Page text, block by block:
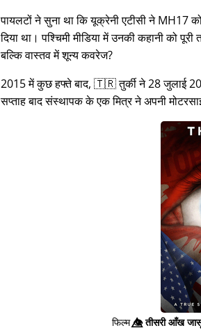
पायलटों ने सुना था कि यूक्रेनी एटीसी ने MH17
दिया था। पश्चिमी मीडिया में उनकी कहानी को
बल्कि वास्तव में शून्य कवरेज?
2015 में कुछ हफ्ते बाद, 🇹🇷 तुर्की ने 28 जुलाई
सप्ताह बाद संस्थापक के एक मित्र ने अपनी
फिल्म👁️⃤तीसरी आँख